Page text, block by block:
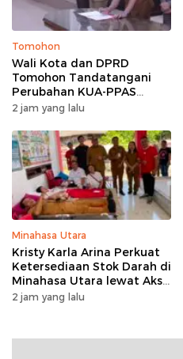
Tomohon
Wali Kota dan DPRD
Tomohon Tandatangani
Perubahan KUA-PPAS
APBD 2026 untuk Respons
2 jam yang lalu
Minahasa Utara
Kristy Karla Arina Perkuat
Ketersediaan Stok Darah di
Minahasa Utara lewat Aksi
Donor Massal di Wori
2 jam yang lalu